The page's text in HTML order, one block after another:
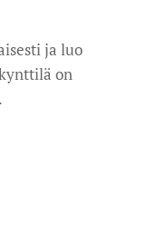
ja luo
on